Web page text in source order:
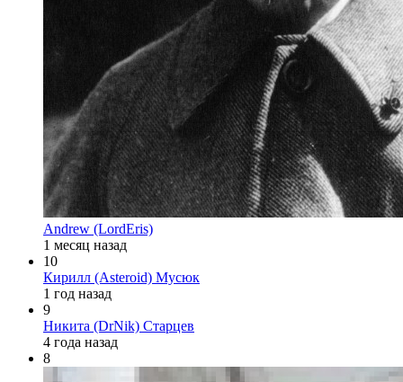
Andrew (LordEris)
1 месяц назад
10
Кирилл (Asteroid) Мусюк
1 год назад
9
Никита (DrNik) Старцев
4 года назад
8